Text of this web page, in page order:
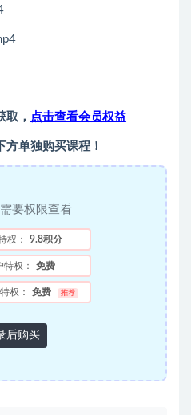
取， 点击查看会员权益
方单独购买课程！
要权限查看
权： 9.8积分
权： 免费
权： 免费 推荐
后购买